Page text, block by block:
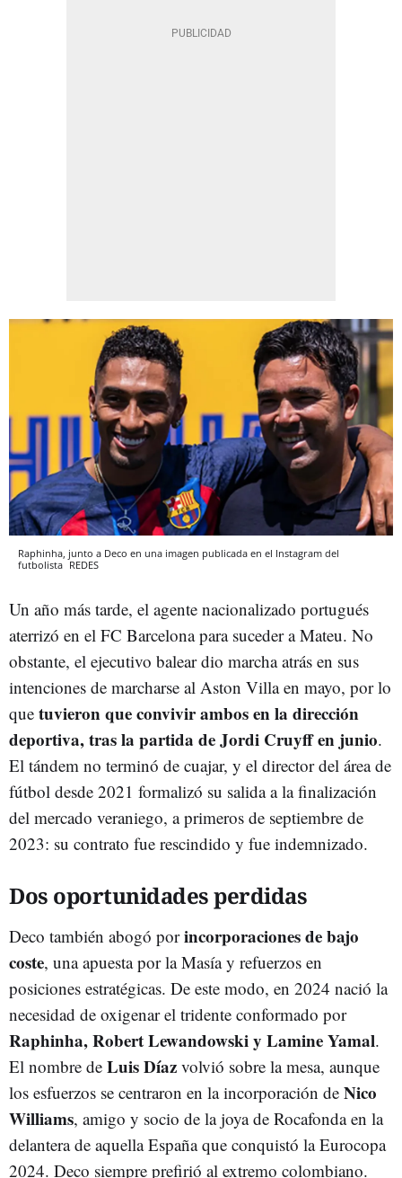
Raphinha, junto a Deco en una imagen publicada en el Instagram del
futbolista REDES
Un año más tarde, el agente nacionalizado portugués
aterrizó en el FC Barcelona para suceder a Mateu. No
obstante, el ejecutivo balear dio marcha atrás en sus
intenciones de marcharse al Aston Villa en mayo, por lo
que tuvieron que convivir ambos en la dirección
deportiva, tras la partida de Jordi Cruyff en junio.
El tándem no terminó de cuajar, y el director del área de
fútbol desde 2021 formalizó su salida a la finalización
del mercado veraniego, a primeros de septiembre de
2023: su contrato fue rescindido y fue indemnizado.
Dos oportunidades perdidas
Deco también abogó porincorporaciones de bajo
coste, una apuesta por la Masía y refuerzos en
posiciones estratégicas. De este modo, en 2024 nació la
necesidad de oxigenar el tridente conformado por
Raphinha, Robert Lewandowski y Lamine Yamal.
El nombre de LuisDíaz volvió sobre la mesa, aunque
los esfuerzos se centraron en la incorporación de Nico
Williams, amigo y socio de la joya de Rocafonda en la
delantera de aquella España que conquistó la Eurocopa
2024. Deco siempre prefirió al extremo colombiano.